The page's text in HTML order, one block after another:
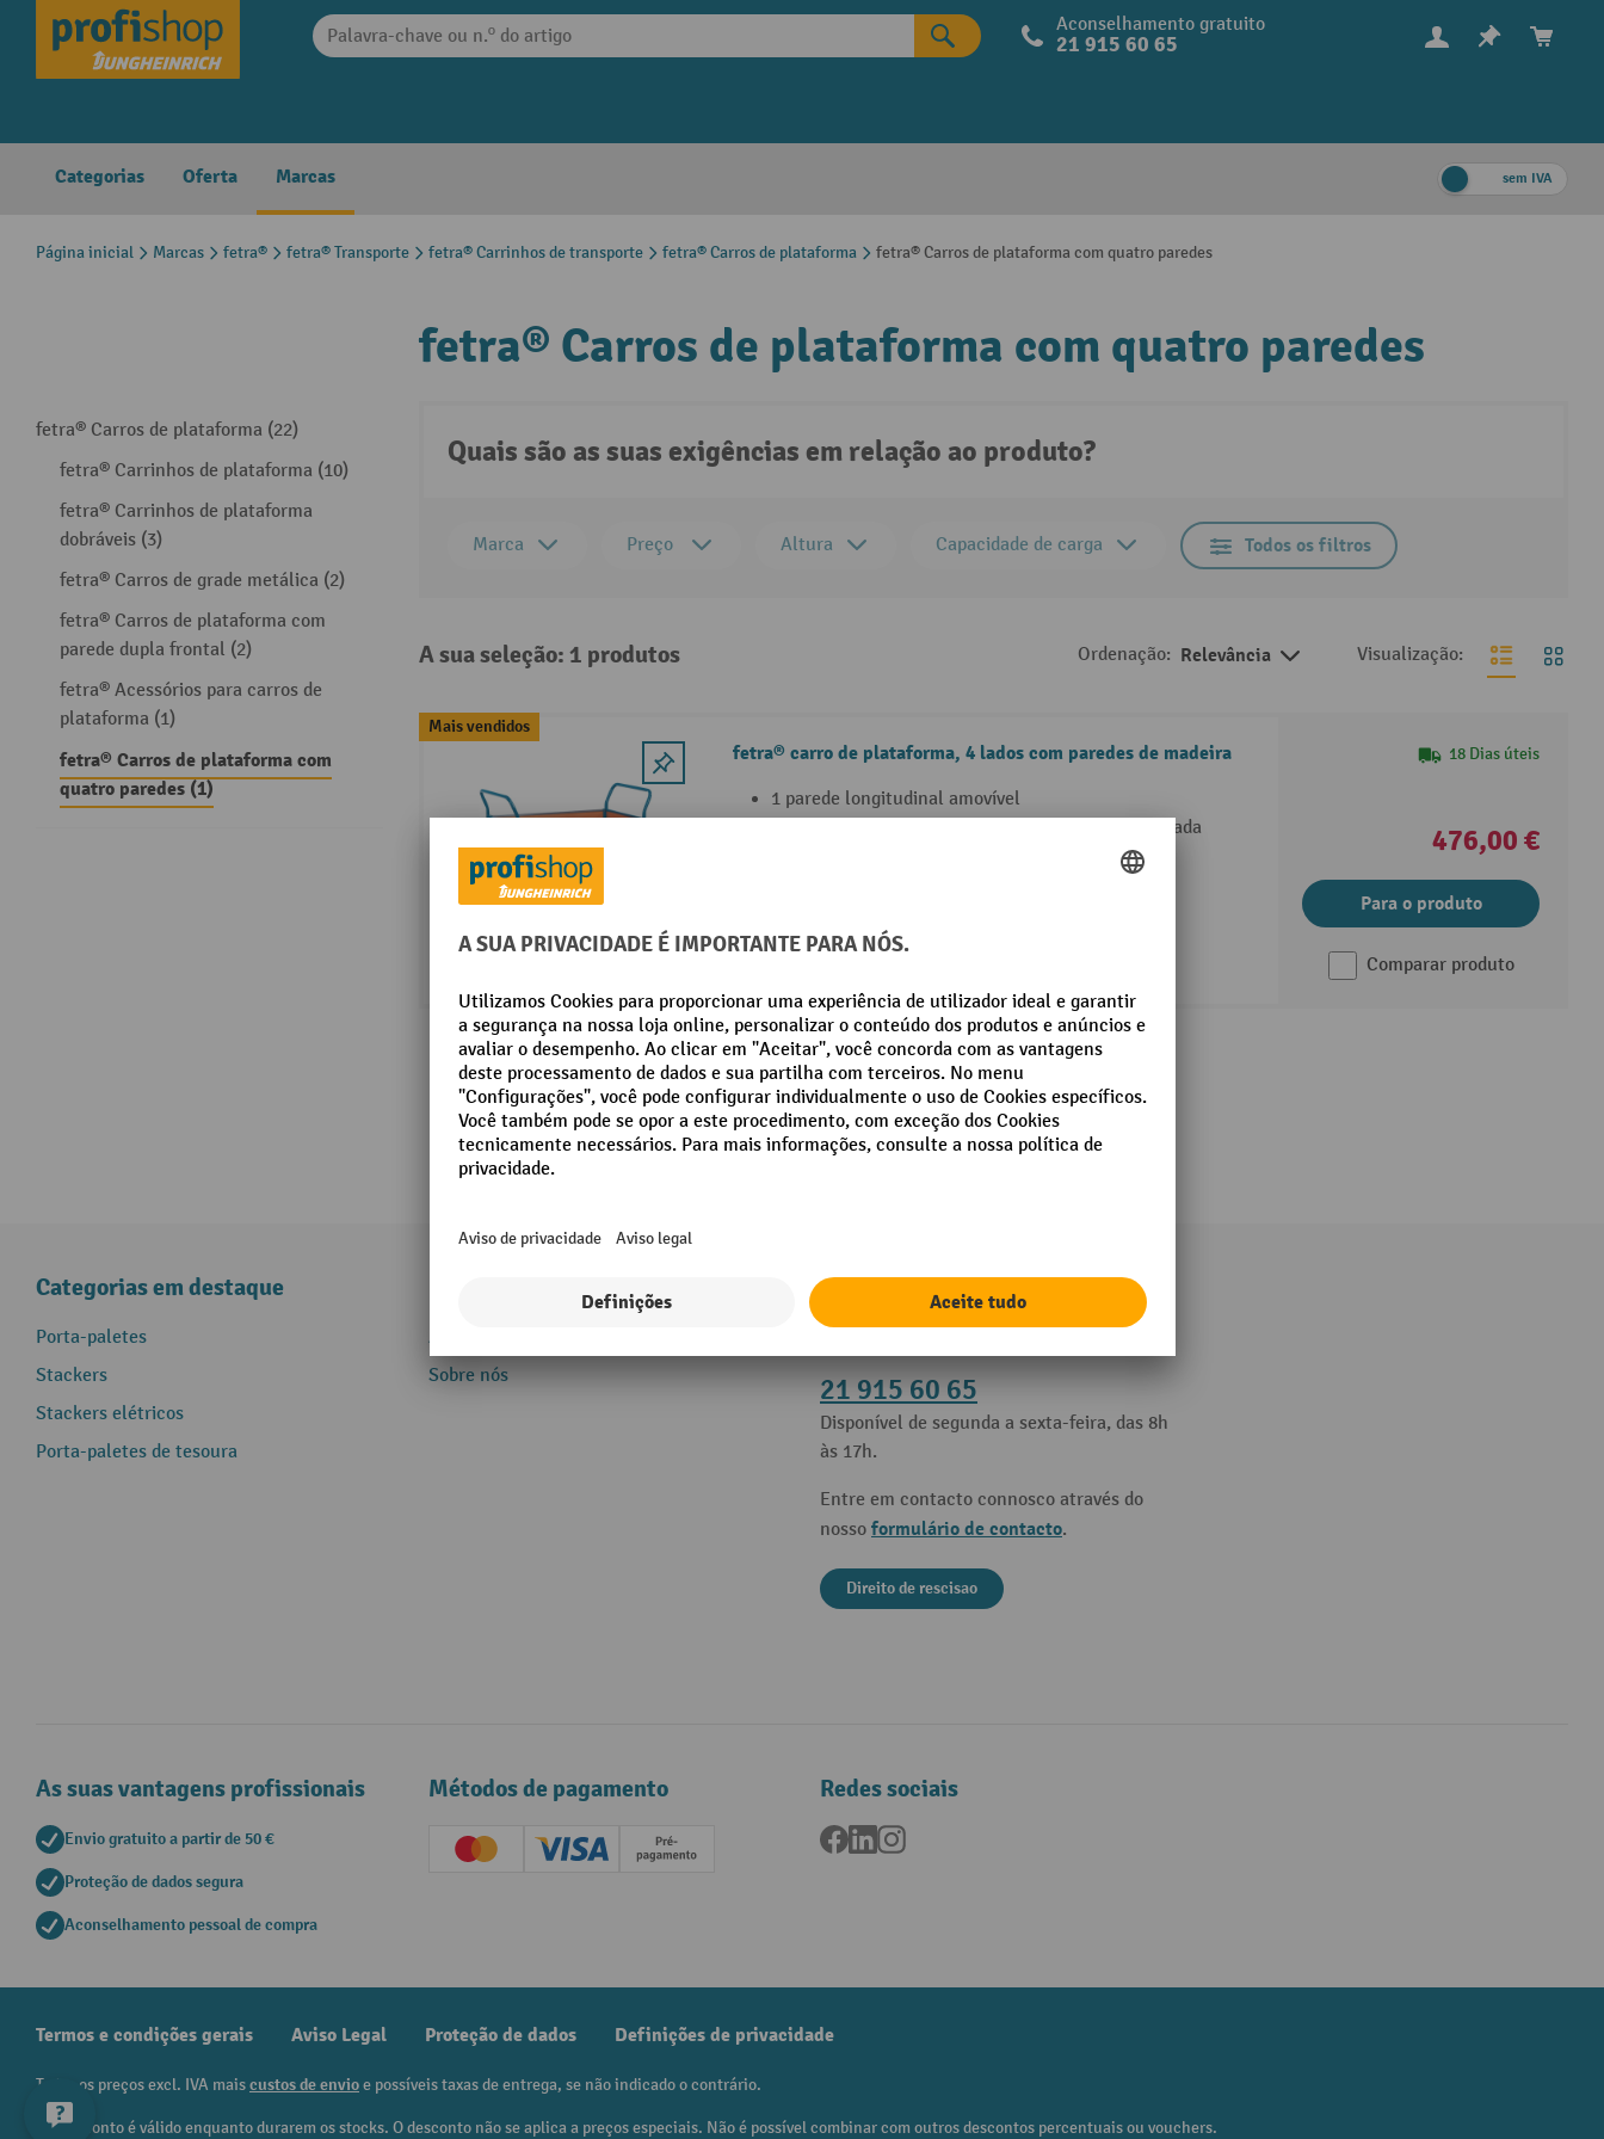
Saltar para a navegação principal Aconselhamento gratuito
21 915 60 65
Categorias Oferta Marcas sem IVA
Página inicial Marcas fetra® fetra® Transporte fetra® Carrinhos de transporte fetra® Carros de plataforma fetra® Carros de plataforma com quatro paredes
fetra® Carros de plataforma (22)
fetra® Carrinhos de plataforma (10)
fetra® Carrinhos de plataforma
dobráveis (3)
fetra® Carros de grade metálica (2)
fetra® Carros de plataforma com
parede dupla frontal (2)
fetra® Acessórios para carros de
plataforma (1)
fetra® Carros de plataforma com
quatro paredes (1)
fetra® Carros de plataforma com quatro paredes
Quais são as suas exigências em relação ao produto?
Marca Preço Altura Capacidade de carga Todos os filtros
A sua seleção: 1 produtos Ordenação: Relevância Visualização:
Mais vendidos
fetra® carro de plataforma, 4 lados com paredes de madeira
1 parede longitudinal amovível
Construção com perfis de aço e tubos de aço soldada
18 Dias úteis
476,00 €
Para o produto
Comparar produto
Categorias em destaque
Porta-paletes
Stackers
Stackers elétricos
Porta-paletes de tesoura
Assistência e ajuda
Sobre nós
Contacto
21 915 60 65
Disponível de segunda a sexta-feira, das 8h
às 17h.
Entre em contacto connosco através do
nosso formulário de contacto.
Direito de rescisao
As suas vantagens profissionais
Envio gratuito a partir de 50 €
Proteção de dados segura
Aconselhamento pessoal de compra
Métodos de pagamento
Creditcard (Master)Creditcard (Visa)Pré-pagamento
Redes sociais
Facebook
LinkedInInstagram
Termos e condições gerais Aviso Legal Proteção de dados Definições de privacidade
Todos os preços excl. IVA maiscustos de envioe possíveis taxas de entrega, se não indicado o contrário.
¹ O desconto é válido enquanto durarem os stocks. O desconto não se aplica a preços especiais. Não é possível combinar com outros descontos percentuais ou vouchers.